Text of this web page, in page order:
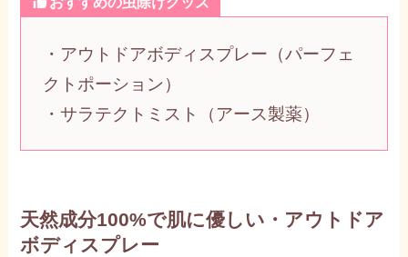
・アウトドアボディスプレー（パーフェ
クトポーション）
・サラテクトミスト（アース製薬）
天然成分100%で肌に優しい・アウトドア
ボディスプレー